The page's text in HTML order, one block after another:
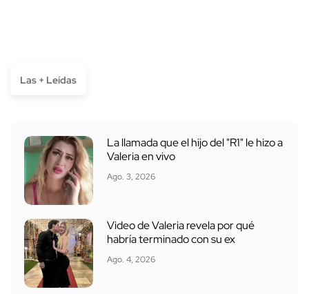
Las + Leídas
La llamada que el hijo del "R1" le hizo a
Valeria en vivo
Ago. 3, 2026
Video de Valeria revela por qué
habría terminado con su ex
Ago. 4, 2026